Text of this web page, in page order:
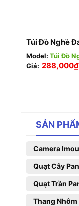
Túi Đồ Nghề
Model: Túi Đồ
Giá: 288,000₫
SẢN
Camera Imou
Quạt Cây
Quạt Trần
Thang Nhôm